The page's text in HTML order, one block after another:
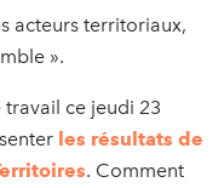
acteurs territoriaux,
».
ce jeudi 23
les résultats de
. Comment